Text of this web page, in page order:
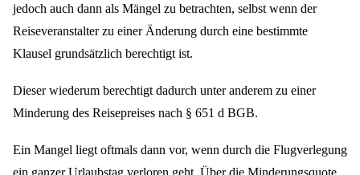
jedoch auch dann als Mängel zu betrachten, selbst wenn der
Reiseveranstalter zu einer Änderung durch eine bestimmte
Klausel grundsätzlich berechtigt ist.
Dieser wiederum berechtigt dadurch unter anderem zu einer
Minderung des Reisepreises nach § 651 d BGB.
Ein Mangel liegt oftmals dann vor, wenn durch die Flugverlegung